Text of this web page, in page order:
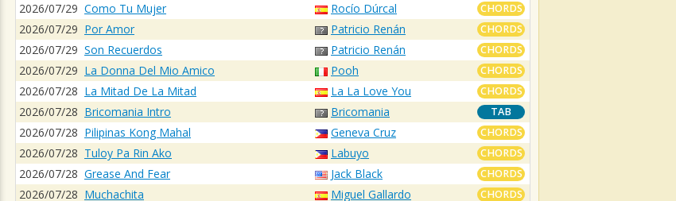
2026/07/29 Como Tu Mujer Rocío Dúrcal CHORDS
2026/07/29 Por Amor Patricio Renán CHORDS
2026/07/29 Son Recuerdos Patricio Renán CHORDS
2026/07/29 La Donna Del Mio Amico Pooh CHORDS
2026/07/28 La Mitad De La Mitad La La Love You CHORDS
2026/07/28 Bricomania Intro Bricomania TAB
2026/07/28 Pilipinas Kong Mahal Geneva Cruz CHORDS
2026/07/28 Tuloy Pa Rin Ako Labuyo CHORDS
2026/07/28 Grease And Fear Jack Black CHORDS
2026/07/28 Muchachita Miguel Gallardo CHORDS